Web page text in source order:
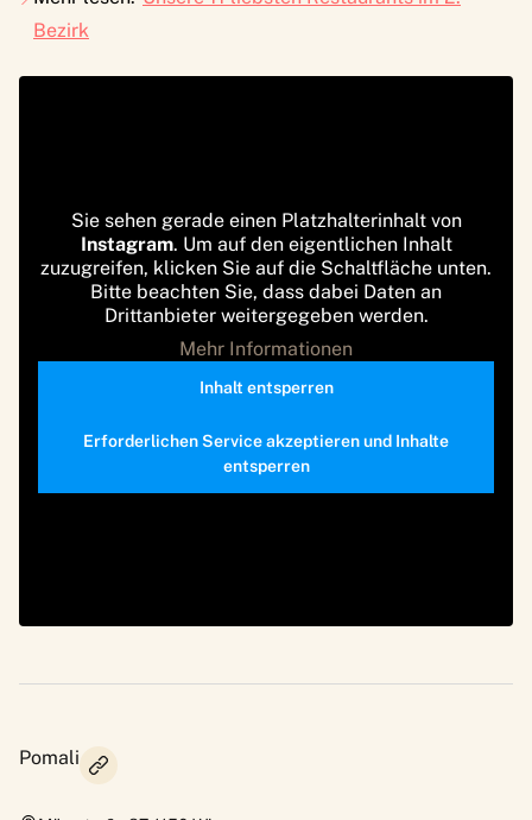
Bezirk
Sie sehen gerade einen Platzhalterinhalt von
Instagram. Um auf den eigentlichen Inhalt
zuzugreifen, klicken Sie auf die Schaltfläche unten.
Bitte beachten Sie, dass dabei Daten an
Drittanbieter weitergegeben werden.
Mehr Informationen
Inhalt entsperren
Erforderlichen Service akzeptieren und Inhalte
entsperren
Pomali